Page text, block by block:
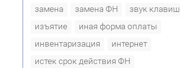
замена
замена ФН
звук клавиш
изъятие
иная форма оплаты
инвентаризация
интернет
истек срок действия ФН